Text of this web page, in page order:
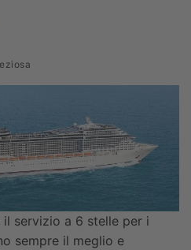
il servizio a 6 stelle per i
sempre il meglio e